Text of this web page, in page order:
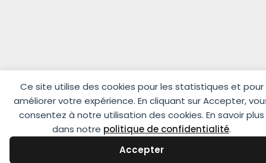
Ce site utilise des cookies pour les statistiques et pour
améliorer votre expérience. En cliquant sur Accepter,
consentez à notre utilisation des cookies. En savoir plus
dans notre politique de confidentialité.
Accepter